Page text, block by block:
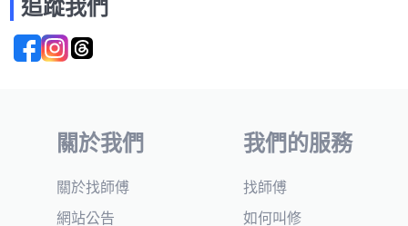
追蹤我們
關於我們
關於找師傅
網站公告
我們的服務
找師傅
如何叫修